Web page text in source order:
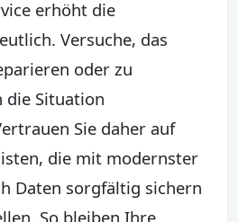
erhöht die
Versuche, das
oder zu
die Situation
Sie daher auf
die mit modernster
Daten sorgfältig sichern
So bleiben Ihre